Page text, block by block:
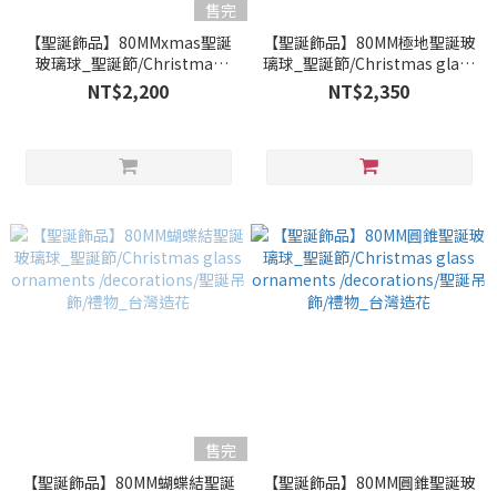
售完
【聖誕飾品】80MMxmas聖誕
玻璃球_聖誕節/Christmas
glass ornaments
/decorations/聖誕吊飾/禮物_
NT$2,200
【聖誕飾品】80MM極地聖誕玻
璃球_聖誕節/Christmas glass
ornaments /decorations/聖
誕吊飾/禮物_台灣造花
NT$2,350
售完
【聖誕飾品】80MM蝴蝶結聖誕
【聖誕飾品】80MM圓錐聖誕玻